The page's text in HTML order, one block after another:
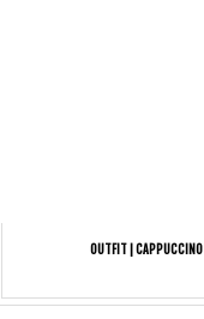
OUTFIT | CAPPUCCINO